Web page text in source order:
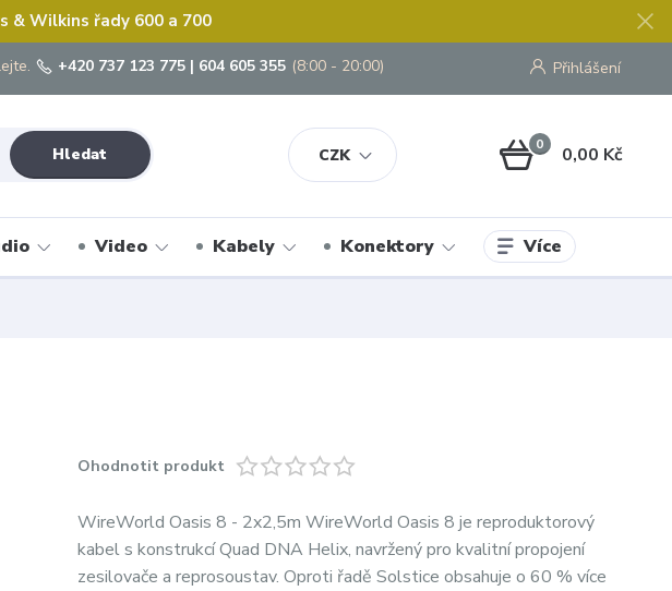
& Wilkins řady 600 a 700
CZK
Přihlášení
Hledat
+420 737 123 775 | 604 605 355 (8:00 - 20:00)
0 0,00 Kč
Video Kabely Konektory Více
Ohodnotit produkt
WireWorld Oasis 8 - 2x2,5m WireWorld Oasis 8 je reproduktorový
kabel s konstrukcí Quad DNA Helix, navržený pro kvalitní propojení
zesilovače a reprosoustav. Oproti řadě Solstice obsahuje o 60 % více